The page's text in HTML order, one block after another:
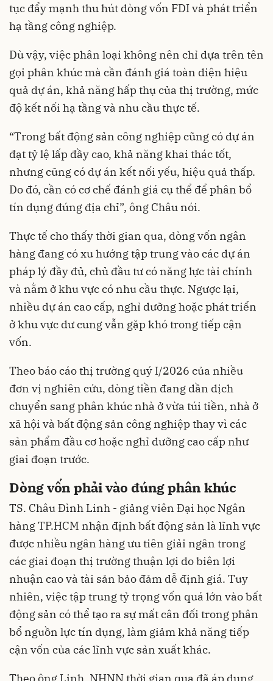
tục đẩy mạnh thu hút dòng vốn FDI và phát triển
hạ tầng công nghiệp.
Dù vậy, việc phân loại không nên chỉ dựa trên tên
gọi phân khúc mà cần đánh giá toàn diện hiệu
quả dự án, khả năng hấp thụ của thị trường, mức
độ kết nối hạ tầng và nhu cầu thực tế.
“Trong bất động sản công nghiệp cũng có dự án
đạt tỷ lệ lấp đầy cao, khả năng khai thác tốt,
nhưng cũng có dự án kết nối yếu, hiệu quả thấp.
Do đó, cần có cơ chế đánh giá cụ thể để phân bổ
tín dụng đúng địa chỉ”, ông Châu nói.
Thực tế cho thấy thời gian qua, dòng vốn ngân
hàng đang có xu hướng tập trung vào các dự án
pháp lý đầy đủ, chủ đầu tư có năng lực tài chính
và nằm ở khu vực có nhu cầu thực. Ngược lại,
nhiều dự án cao cấp, nghỉ dưỡng hoặc phát triển
ở khu vực dư cung vẫn gặp khó trong tiếp cận
vốn.
Theo báo cáo thị trường quý I/2026 của nhiều
đơn vị nghiên cứu, dòng tiền đang dần dịch
chuyển sang phân khúc nhà ở vừa túi tiền, nhà ở
xã hội và bất động sản công nghiệp thay vì các
sản phẩm đầu cơ hoặc nghỉ dưỡng cao cấp như
giai đoạn trước.
Dòng vốn phải vào đúng phân khúc
TS. Châu Đình Linh - giảng viên Đại học Ngân
hàng TP.HCM nhận định bất động sản là lĩnh vực
được nhiều ngân hàng ưu tiên giải ngân trong
các giai đoạn thị trường thuận lợi do biên lợi
nhuận cao và tài sản bảo đảm dễ định giá. Tuy
nhiên, việc tập trung tỷ trọng vốn quá lớn vào bất
động sản có thể tạo ra sự mất cân đối trong phân
bổ nguồn lực tín dụng, làm giảm khả năng tiếp
cận vốn của các lĩnh vực sản xuất khác.